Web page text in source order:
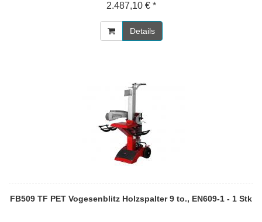
2.487,10 € *
Details
FB509 TF PET Vogesenblitz Holzspalter 9 to., EN609-1 - 1 Stk